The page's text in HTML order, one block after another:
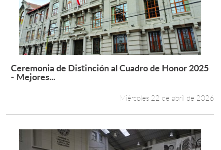
Leer más +
Ceremonia de Distinción al Cuadro de Honor 2025
- Mejores...
Miércoles 22 de abril de 2026